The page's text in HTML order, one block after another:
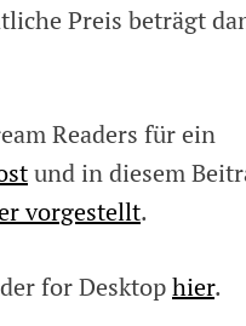
Preis beträgt
Readers für ein
und in diesem
vorgestellt.
for Desktophier.